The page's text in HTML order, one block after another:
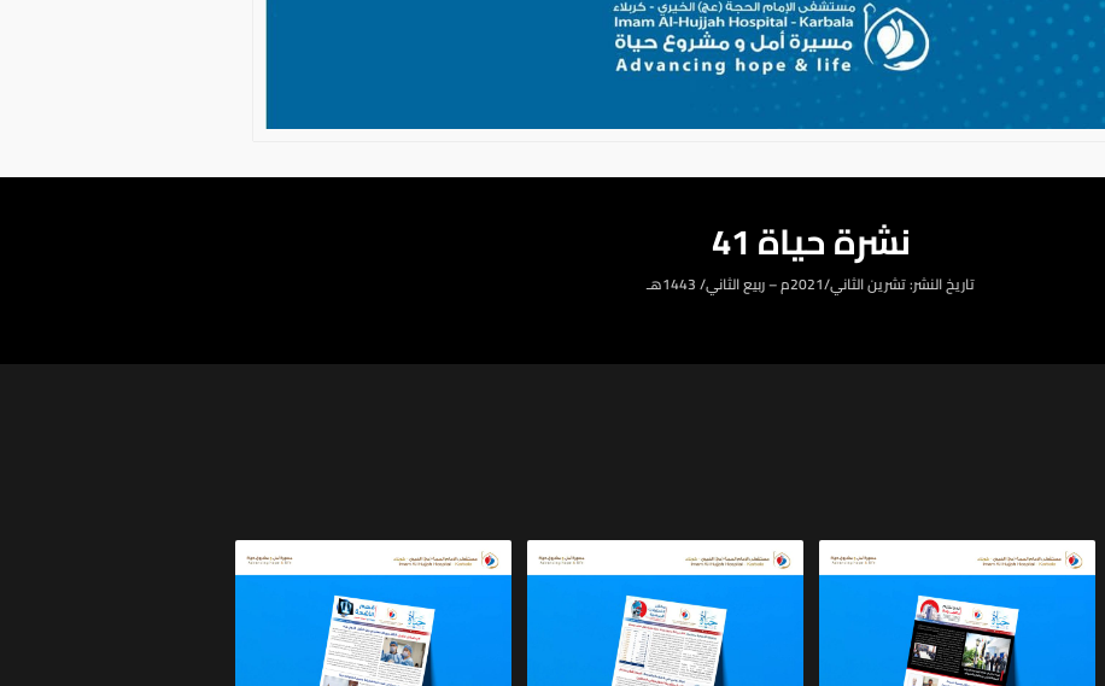
نشرة حياة 41
تاريخ النشر: تشرين الثاني/2021م – ربيع الثاني/ 1443هـ